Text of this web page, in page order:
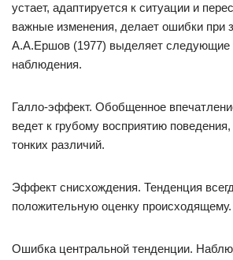
устает, адаптируется к ситуации и
важные изменения, делает ошибки при
А.А.Ершов (1977) выделяет следующие
наблюдения.
Галло-эффект. Обобщенное
ведет к грубому восприятию
тонких различий.
Эффект снисхождения. Тенденция
положительную оценку происходящему.
Ошибка центральной тенденции.